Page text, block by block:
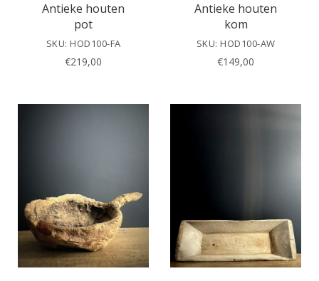
Antieke houten
pot
SKU: HOD100-FA
€219,00
Antieke houten
kom
SKU: HOD100-AW
€149,00